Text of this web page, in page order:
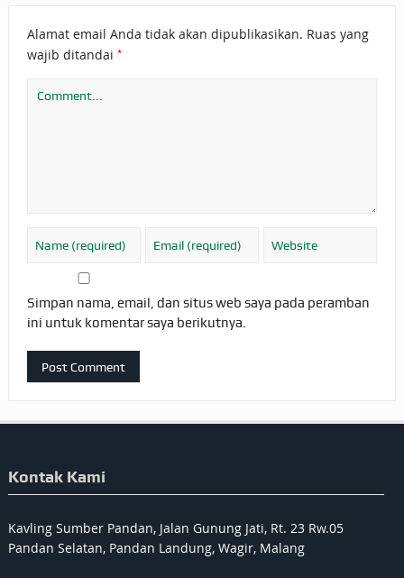
Alamat email Anda tidak akan dipublikasikan. Ruas yang
wajib ditandai *
Simpan nama, email, dan situs web saya pada peramban
ini untuk komentar saya berikutnya.
Kontak Kami
Kavling Sumber Pandan, Jalan Gunung Jati, Rt. 23 Rw.05
Pandan Selatan, Pandan Landung, Wagir, Malang